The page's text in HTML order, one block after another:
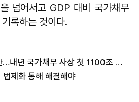
넘어서고 GDP 대비 국가채무
록하는 것이다.
재정준칙 도입 또 무산…내년 국가채무 사상 첫 1100조 돌파
제화 통해 해결해야